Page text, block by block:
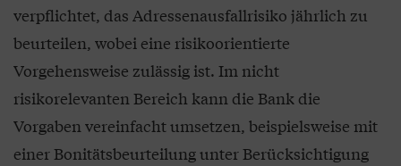
verpflichtet, das Adressenausfallrisiko jährlich zu
beurteilen, wobei eine risikoorientierte
Vorgehensweise zulässig ist. Im nicht
risikorelevanten Bereich kann die Bank die
Vorgaben vereinfacht umsetzen, beispielsweise mit
einer Bonitätsbeurteilung unter Berücksichtigung